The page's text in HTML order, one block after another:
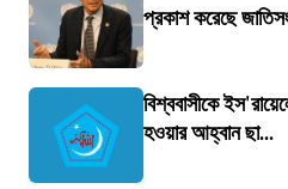
প্রকাশ করেছে
বিশ্ববাসীকে
হওয়ার আহ্বান ছা...